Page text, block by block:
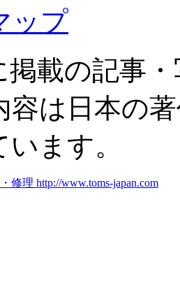
ップ
掲載の記事
容は日本の
ます。
修理 http://www.toms-japan.com